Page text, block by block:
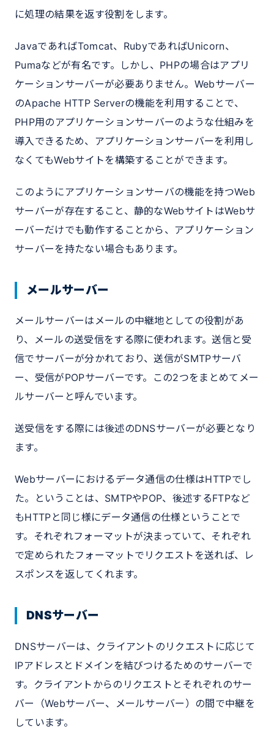
に処理の結果を返す役割をします。
JavaであればTomcat、RubyであればUnicorn、
Pumaなどが有名です。しかし、PHPの場合はアプリ
ケーションサーバーが必要ありません。Webサーバー
のApache HTTP Serverの機能を利用することで、
PHP用のアプリケーションサーバーのような仕組みを
導入できるため、アプリケーションサーバーを利用し
なくてもWebサイトを構築することができます。
このようにアプリケーションサーバの機能を持つWeb
サーバーが存在すること、静的なWebサイトはWebサ
ーバーだけでも動作することから、アプリケーション
サーバーを持たない場合もあります。
メールサーバー
メールサーバーはメールの中継地としての役割があ
り、メールの送受信をする際に使われます。送信と受
信でサーバーが分かれており、送信がSMTPサーバ
ー、受信がPOPサーバーです。この2つをまとめてメー
ルサーバーと呼んでいます。
送受信をする際には後述のDNSサーバーが必要となり
ます。
Webサーバーにおけるデータ通信の仕様はHTTPでし
た。ということは、SMTPやPOP、後述するFTPなど
もHTTPと同じ様にデータ通信の仕様ということで
す。それぞれフォーマットが決まっていて、それぞれ
で定められたフォーマットでリクエストを送れば、レ
スポンスを返してくれます。
DNSサーバー
DNSサーバーは、クライアントのリクエストに応じて
IPアドレスとドメインを結びつけるためのサーバーで
す。クライアントからのリクエストとそれぞれのサー
バー（Webサーバー、メールサーバー）の間で中継を
しています。